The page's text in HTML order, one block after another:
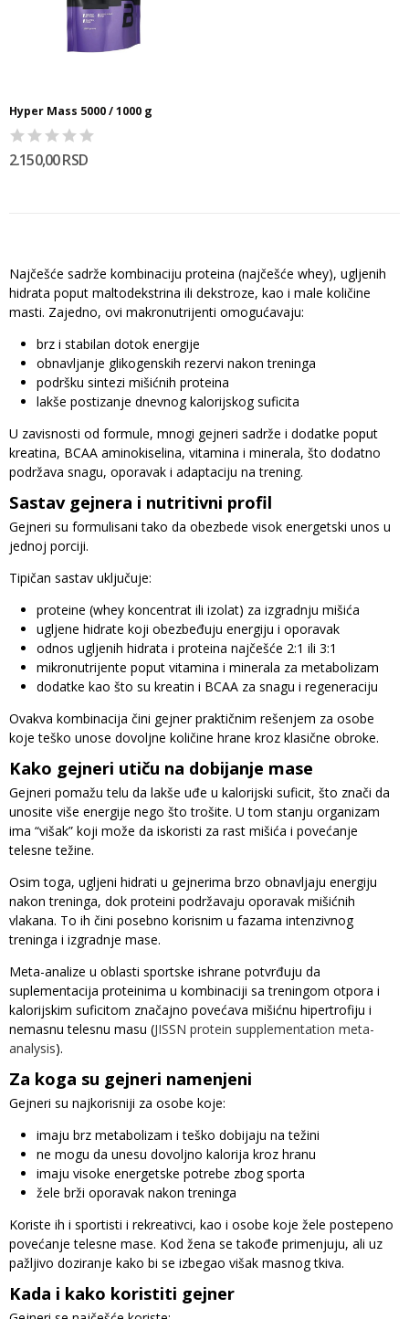
Hyper Mass 5000 / 1000 g
2.150,00 RSD
Najčešće sadrže kombinaciju proteina (najčešće whey), ugljenih
hidrata poput maltodekstrina ili dekstroze, kao i male količine
masti. Zajedno, ovi makronutrijenti omogućavaju:
brz i stabilan dotok energije
obnavljanje glikogenskih rezervi nakon treninga
podršku sintezi mišićnih proteina
lakše postizanje dnevnog kalorijskog suficita
U zavisnosti od formule, mnogi gejneri sadrže i dodatke poput
kreatina, BCAA aminokiselina, vitamina i minerala, što dodatno
podržava snagu, oporavak i adaptaciju na trening.
Sastav gejnera i nutritivni profil
Gejneri su formulisani tako da obezbede visok energetski unos u
jednoj porciji.
Tipičan sastav uključuje:
proteine (whey koncentrat ili izolat) za izgradnju mišića
ugljene hidrate koji obezbeđuju energiju i oporavak
odnos ugljenih hidrata i proteina najčešće 2:1 ili 3:1
mikronutrijente poput vitamina i minerala za metabolizam
dodatke kao što su kreatin i BCAA za snagu i regeneraciju
Ovakva kombinacija čini gejner praktičnim rešenjem za osobe
koje teško unose dovoljne količine hrane kroz klasične obroke.
Kako gejneri utiču na dobijanje mase
Gejneri pomažu telu da lakše uđe u kalorijski suficit, što znači da
unosite više energije nego što trošite. U tom stanju organizam
ima “višak” koji može da iskoristi za rast mišića i povećanje
telesne težine.
Osim toga, ugljeni hidrati u gejnerima brzo obnavljaju energiju
nakon treninga, dok proteini podržavaju oporavak mišićnih
vlakana. To ih čini posebno korisnim u fazama intenzivnog
treninga i izgradnje mase.
Meta-analize u oblasti sportske ishrane potvrđuju da
suplementacija proteinima u kombinaciji sa treningom otpora i
kalorijskim suficitom značajno povećava mišićnu hipertrofiju i
nemasnu telesnu masu (JISSN protein supplementation meta-
analysis).
Za koga su gejneri namenjeni
Gejneri su najkorisniji za osobe koje:
imaju brz metabolizam i teško dobijaju na težini
ne mogu da unesu dovoljno kalorija kroz hranu
imaju visoke energetske potrebe zbog sporta
žele brži oporavak nakon treninga
Koriste ih i sportisti i rekreativci, kao i osobe koje žele postepeno
povećanje telesne mase. Kod žena se takođe primenjuju, ali uz
pažljivo doziranje kako bi se izbegao višak masnog tkiva.
Kada i kako koristiti gejner